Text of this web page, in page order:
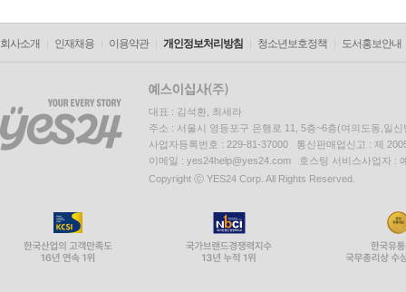
회사소개 인재채용 이용약관 개인정보처리방침 청소년보호정책 도서홍보안내
대표 : 김석환, 최세라
주소 : 서울시 영등포구 은행로 11, 5층~6층(여의도동,일신
사업자등록번호 : 229-81-37000 통신판매업신고 : 제
이메일 : yes24help@yes24.com 호스팅 서비스사업자 :
Copyright ⓒ YES24 Corp. All Rights Reserved.